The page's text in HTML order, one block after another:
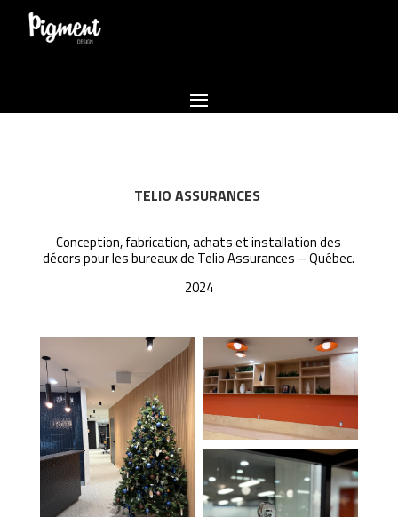
TELIO ASSURANCES
Conception, fabrication, achats et installation des
décors pour les bureaux de Telio Assurances – Québec.
2024